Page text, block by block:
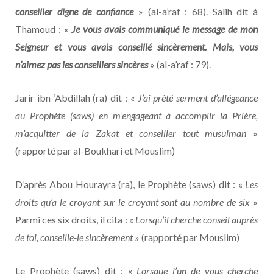
conseiller digne de confiance » (al-a’raf : 68). Salih dit à
Thamoud : « Je vous avais communiqué le message de mon
Seigneur et vous avais conseillé sincèrement. Mais, vous
n’aimez pas les conseillers sincères» (al-a’raf : 79).
Jarir ibn ‘Abdillah (ra) dit : « J’ai prêté serment d’allégeance
au Prophète (saws) en m’engageant à accomplir la Prière,
m’acquitter de la Zakat et conseiller tout musulman »
(rapporté par al-Boukhari et Mouslim)
D’après Abou Hourayra (ra), le Prophète (saws) dit : « Les
droits qu’a le croyant sur le croyant sont au nombre de six »
Parmi ces six droits, il cita : « Lorsqu’il cherche conseil auprès
de toi, conseille-le sincèrement» (rapporté par Mouslim)
Le Prophète (saws) dit : « Lorsque l’un de vous cherche